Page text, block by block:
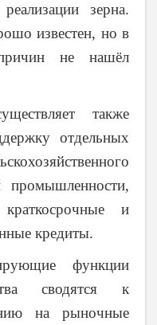
зерна.
известен, но в
не нашёл
также
отдельных
промышленности,
краткосрочные и
кредиты.
функции
сводятся к
на рыночные